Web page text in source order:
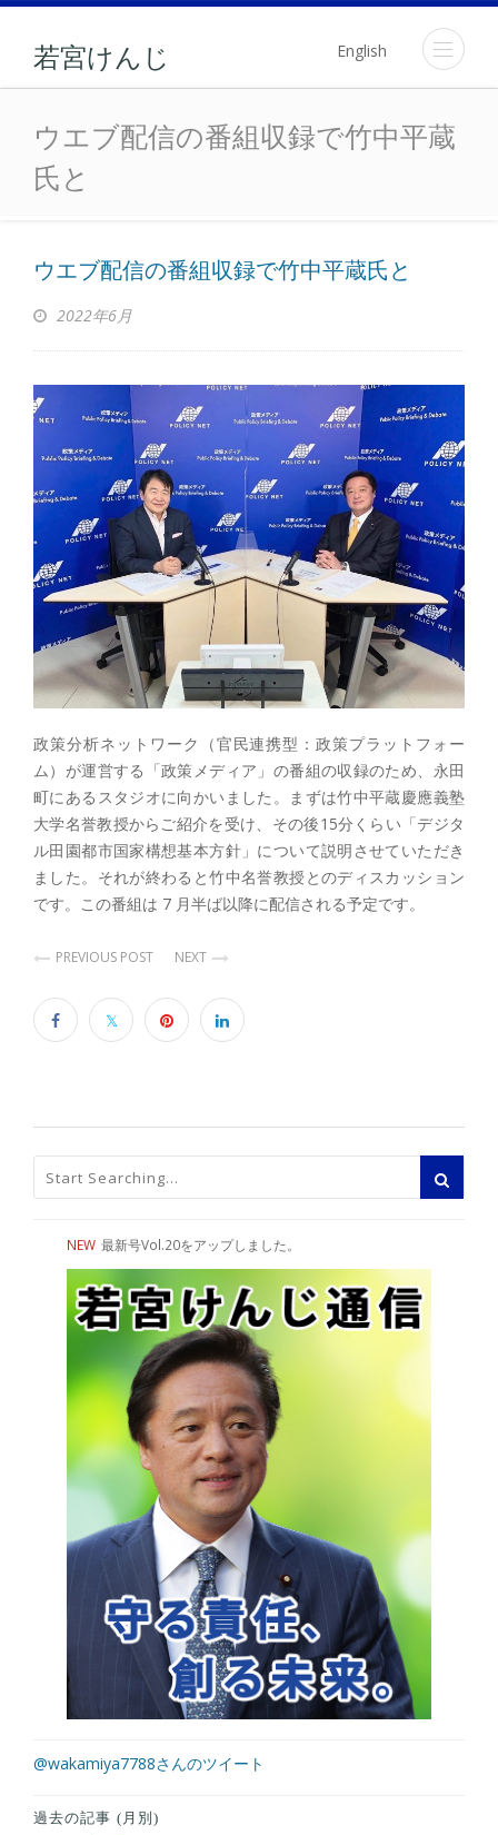
若宮けんじ English
ウエブ配信の番組収録で
ウエブ配信の番組収録で竹中平蔵
氏と
ウエブ配信の番組収録で竹中平蔵氏と
2022年6月
政策分析ネットワーク（官民連携型：政策プラットフォー
ム）が運営する「政策メディア」の番組の収録のため、永田
町にあるスタジオに向かいました。まずは竹中平蔵慶應義塾
大学名誉教授からご紹介を受け、その後15分くらい「デジタ
ル田園都市国家構想基本方針」について説明させていただき
ました。それが終わると竹中名誉教授とのディスカッション
です。この番組は 7 月半ば以降に配信される予定です。
PREVIOUS POST NEXT
NEW 最新号Vol.20をアップしました。
@wakamiya7788さんのツイート
過去の記事 (月別)